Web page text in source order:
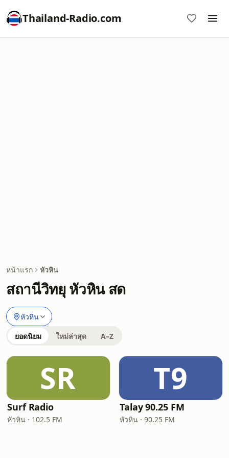
Thailand-Radio.com
หน้าแรก หัวหิน
สถานีวิทยุ หัวหิน สด
หัวหิน
ยอดนิยม ใหม่ล่าสุด A–Z
SR
Surf Radio
หัวหิน · 102.5 FM
T9
Talay 90.25 FM
หัวหิน · 90.25 FM